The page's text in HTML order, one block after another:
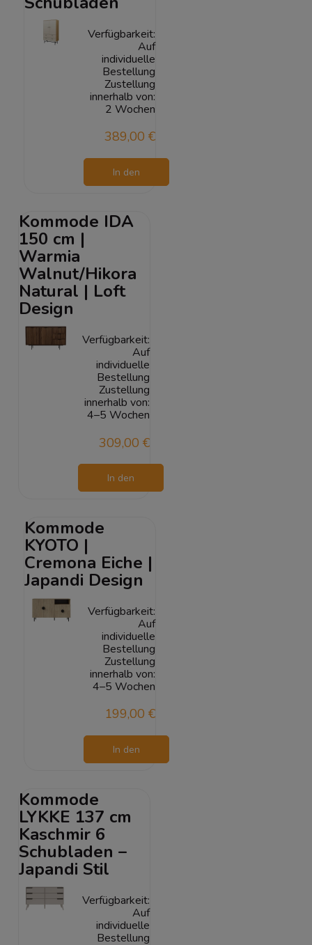
Verfügbarkeit:
Auf
individuelle
Bestellung
Zustellung
innerhalb von:
2 Wochen
389,00 €
In den
Kommode IDA
150 cm |
Warmia
Walnut/Hikora
Natural | Loft
Design
Verfügbarkeit:
Auf
individuelle
Bestellung
Zustellung
innerhalb von:
4–5 Wochen
309,00 €
In den
Kommode
KYOTO |
Cremona Eiche |
Japandi Design
Verfügbarkeit:
Auf
individuelle
Bestellung
Zustellung
innerhalb von:
4–5 Wochen
199,00 €
In den
Kommode
LYKKE 137 cm
Kaschmir 6
Schubladen –
Japandi Stil
Verfügbarkeit:
Auf
individuelle
Bestellung